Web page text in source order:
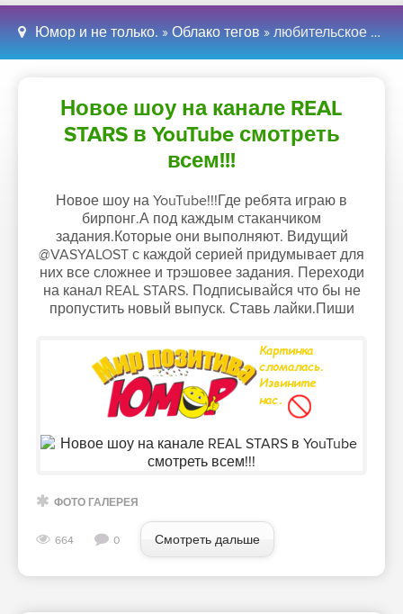
Юмор и не только. » Облако тегов » любительское alcotrash
Новое шоу на канале REAL
STARS в YouTube смотреть
всем!!!
Новое шоу на YouTube!!!Где ребята играю в
бирпонг.А под каждым стаканчиком
задания.Которые они выполняют. Видущий
@VASYALOST с каждой серией придумывает для
них все сложнее и трэшовее задания. Переходи
на канал REAL STARS. Подписывайся что бы не
пропустить новый выпуск. Ставь лайки.Пиши
ФОТО ГАЛЕРЕЯ
664 0 Смотреть дальше